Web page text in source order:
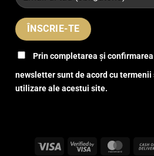
Prin completarea și
newsletter sunt de acord cu
utilizare ale acestui site.
Visa
Visa